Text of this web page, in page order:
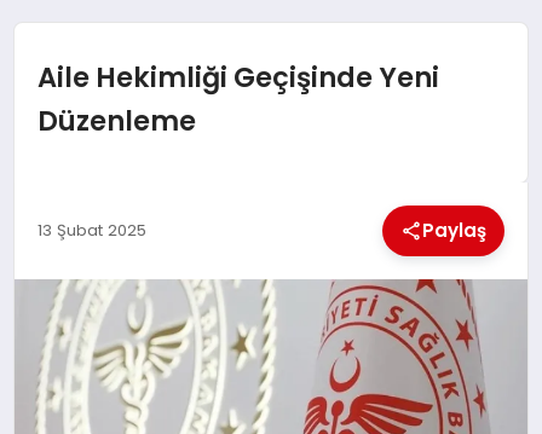
DÜNYA
EKONOMI
MAGAZIN
SAĞLIK
Aile Hekimliği Geçişinde Yeni
Düzenleme
13 Şubat 2025 Paylaş